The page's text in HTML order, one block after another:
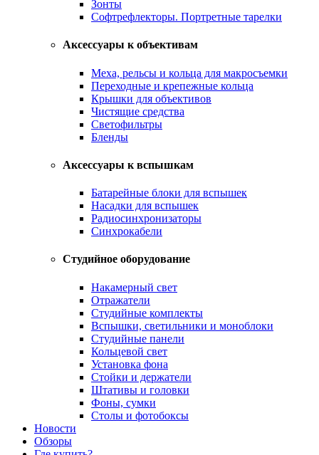
Зонты
Софтрефлекторы. Портретные тарелки
Аксессуары к объективам
Меха, рельсы и кольца для макросъемки
Переходные и крепежные кольца
Крышки для объективов
Чистящие средства
Светофильтры
Бленды
Аксессуары к вспышкам
Батарейные блоки для вспышек
Насадки для вспышек
Радиосинхронизаторы
Синхрокабели
Студийное оборудование
Накамерный свет
Отражатели
Студийные комплекты
Вспышки, светильники и моноблоки
Студийные панели
Кольцевой свет
Установка фона
Стойки и держатели
Штативы и головки
Фоны, сумки
Столы и фотобоксы
Новости
Обзоры